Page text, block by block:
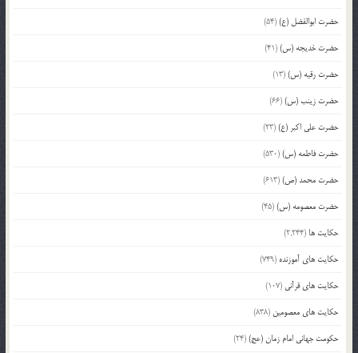
حضرت ابوالفضل (ع)(54)
حضرت خدیجه (س)(41)
حضرت رقیه (س)(13)
حضرت زینب (س)(66)
حضرت علی اکبر (ع)(23)
حضرت فاطمه (س)(530)
حضرت محمد (ص)(613)
حضرت معصومه (س)(45)
حکایت ها (2,244)
حکایت های آموزنده (749)
حکایت های قرآنی (107)
حکایت های معصومین (838)
حکومت جهانی امام زمان (عج)(24)